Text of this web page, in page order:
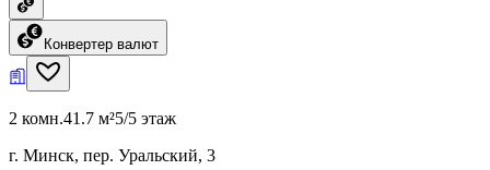
Конвертер валют
2 комн.41.7 м²5/5 этаж
г. Минск, пер. Уральский, 3